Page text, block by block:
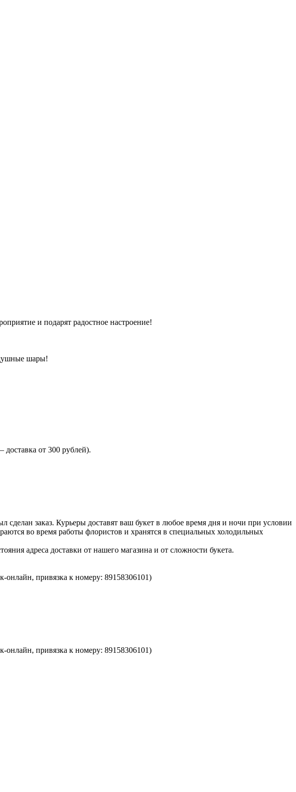
и подарят радостное настроение!
шары!
от 300 рублей).
заказ. Курьеры доставят ваш букет в любое время дня и ночи при условии
во время работы флористов и хранятся в специальных холодильных
адреса доставки от нашего магазина и от сложности букета.
онлайн, привязка к номеру: 89158306101)
онлайн, привязка к номеру: 89158306101)